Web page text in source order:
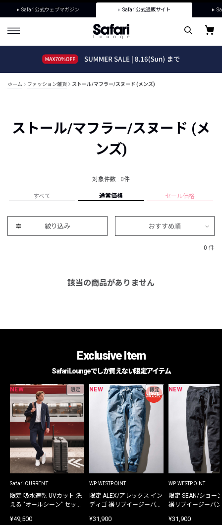
Safari公式ウェブマガジン Safari公式通販サイト
ホーム ファッション雑貨 ストール/マフラー/スヌード (メンズ)
ストール/マフラー/スヌード (メ
ンズ)
対象件数 : 0件
すべて 通常価格 セール価格
絞り込み おすすめ順
0 件
該当の商品がありません
Exclusive Item
Safari Loungeでしか買えない限定アイテム
NEW 限定
Safari CURRENT
限定 吸水速乾 UVカット 洗
える "オールシーン" セット
¥49,500
NEW 限定
WP WESTPOINT
限定 ALEX/アレックス イン
ディゴ 裾リブイージーパン
¥31,900
NEW
WP WESTPOINT
限定 SEAN/ショー
裾リブイージーパ
¥31,900